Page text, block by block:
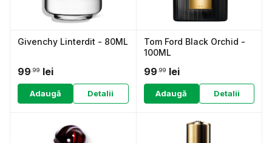
Givenchy Linterdit - 80ML
99 .99 lei
Adaugă Detalii
Tom Ford Black Orchid -
100ML
99 .99 lei
Adaugă Detalii